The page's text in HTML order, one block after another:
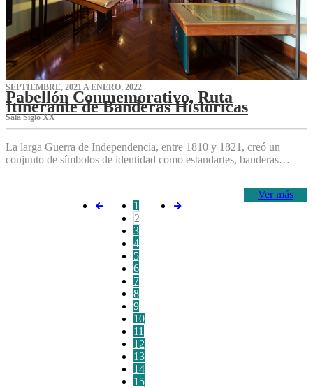
SEPTIEMBRE, 2021 A ENERO, 2022
Pabellón Conmemorativo, Ruta
Itinerante de Banderas Históricas
Sala Siglo XX
La larga Guerra de Independencia, entre 1810 y 1821, creó un
conjunto de símbolos de identidad como estandartes, banderas…
Ver más
1
2
3
4
5
6
7
8
9
10
11
12
13
14
15